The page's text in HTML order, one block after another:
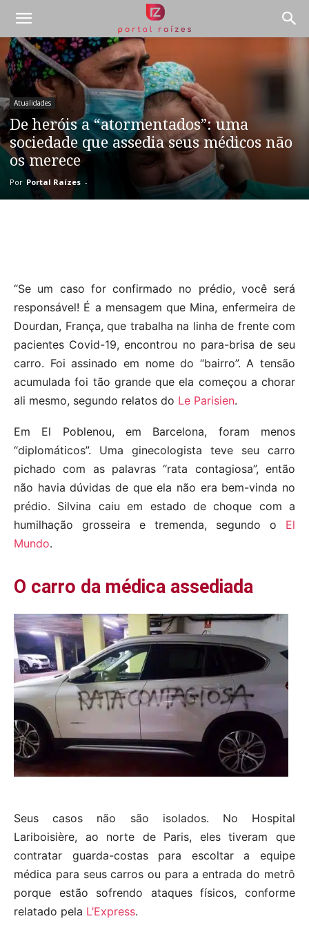
Atualidades
De heróis a “atormentados”: uma
sociedade que assedia seus médicos não
os merece
Por Portal Raízes -
“Se um caso for confirmado no prédio, você será
responsável! É a mensagem que Mina, enfermeira de
Dourdan, França, que trabalha na linha de frente com
pacientes Covid-19, encontrou no para-brisa de seu
carro. Foi assinado em nome do “bairro”. A tensão
acumulada foi tão grande que ela começou a chorar
ali mesmo, segundo relatos do Le Parisien.
Em El Poblenou, em Barcelona, foram menos
“diplomáticos”. Uma ginecologista teve seu carro
pichado com as palavras “rata contagiosa”, então
não havia dúvidas de que ela não era bem-vinda no
prédio. Silvina caiu em estado de choque com a
humilhação grosseira e tremenda, segundo o El
Mundo.
O carro da médica assediada
Seus casos não são isolados. No Hospital
Lariboisière, ao norte de Paris, eles tiveram que
contratar guarda-costas para escoltar a equipe
médica para seus carros ou para a entrada do metrô
porque estão sofrendo ataques físicos, conforme
relatado pela L’Express.